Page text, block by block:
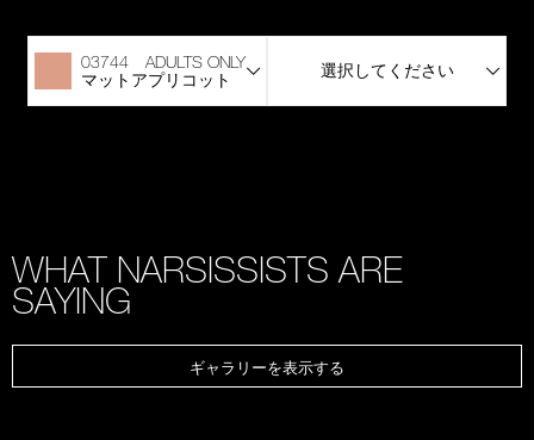
03744 ADULTS ONLY
マットアプリコット 選択してください
WHAT NARSISSISTS ARE
SAYING
ギャラリーを表示する